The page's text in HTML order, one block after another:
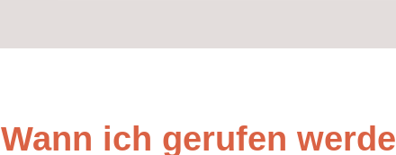
Wann ich gerufen werde